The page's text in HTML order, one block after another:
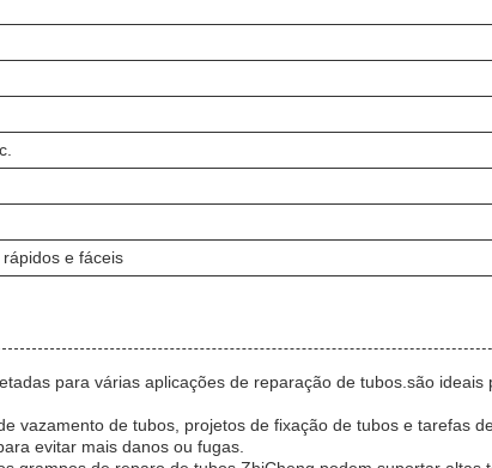
e fáceis
para várias aplicações de reparação de tubos.são ideais
vazamento de tubos, projetos de fixação de tubos e tarefas
evitar mais danos ou fugas.